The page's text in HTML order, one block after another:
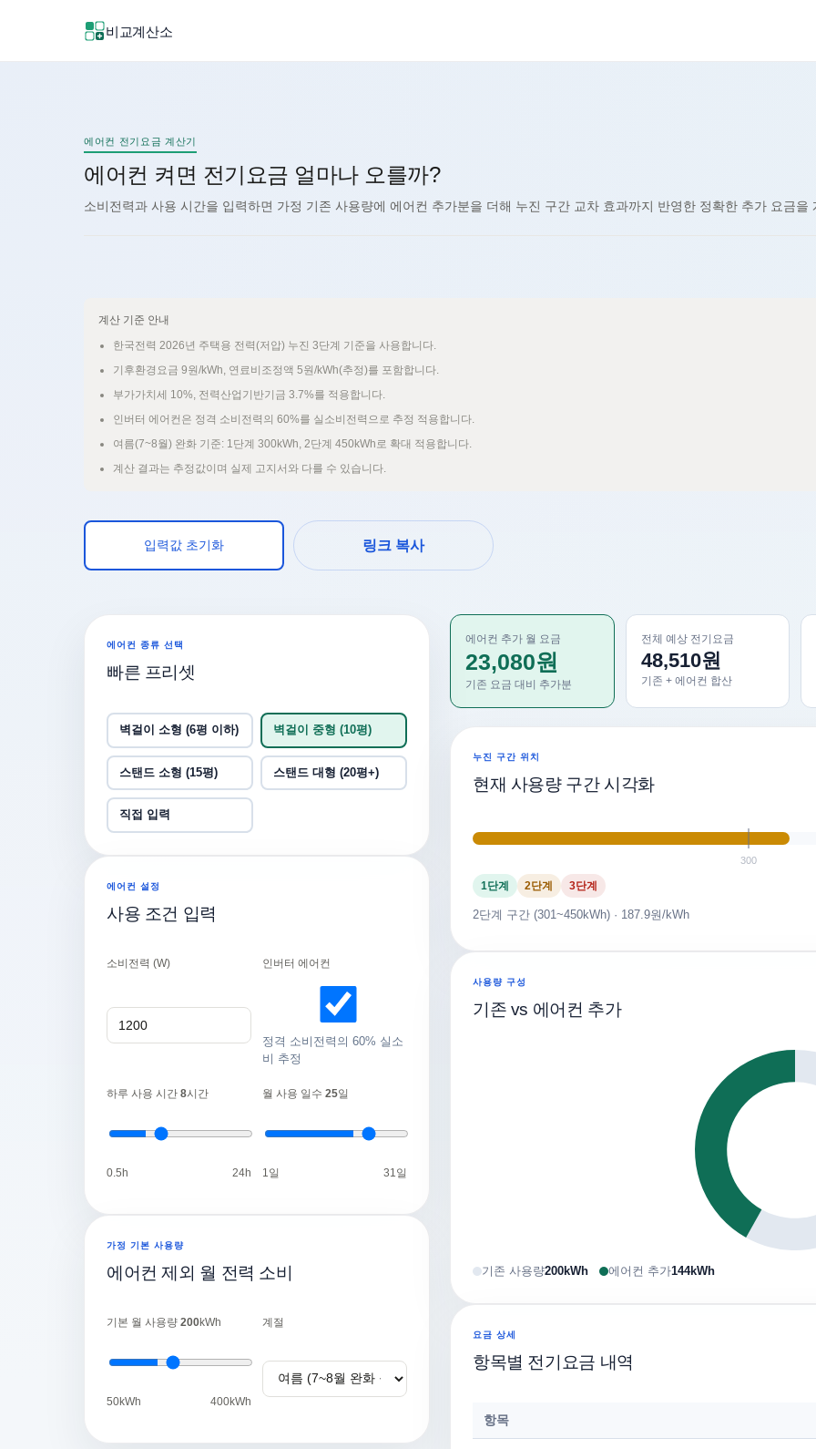
비교계산소
에어컨 전기요금 계산기
에어컨 켜면 전기요금 얼마나 오를까?
소비전력과 사용 시간을 입력하면 가정 기존 사용량에 에어컨 추가분을 더해 누진 구간 교차 효과까지 반영한 정확한 추가 요금을
계산 기준 안내
한국전력 2026년 주택용 전력(저압) 누진 3단계 기준을 사용합니다.
기후환경요금 9원/kWh, 연료비조정액 5원/kWh(추정)를 포함합니다.
부가가치세 10%, 전력산업기반기금 3.7%를 적용합니다.
인버터 에어컨은 정격 소비전력의 60%를 실소비전력으로 추정 적용합니다.
여름(7~8월) 완화 기준: 1단계 300kWh, 2단계 450kWh로 확대 적용합니다.
계산 결과는 추정값이며 실제 고지서와 다를 수 있습니다.
입력값 초기화 링크 복사
에어컨 종류 선택
빠른 프리셋
벽걸이 소형 (6평 이하) 벽걸이 중형 (10평)
스탠드 소형 (15평) 스탠드 대형 (20평+)
직접 입력
에어컨 설정
사용 조건 입력
소비전력 (W) 인버터 에어컨
정격 소비전력의 60% 실소
비 추정
하루 사용 시간 8시간
0.5h 24h
월 사용 일수 25일
1일 31일
가정 기본 사용량
에어컨 제외 월 전력 소비
기본 월 사용량 200kWh
50kWh 400kWh
계절
에어컨 추가 월 요금
23,080원
기존 요금 대비 추가분
전체 예상 전기요금
48,510원
기존 + 에어컨 합산
누진 구간 위치
현재 사용량 구간 시각화
300
1단계 2단계 3단계
2단계 구간 (301~450kWh) · 187.9원/kWh
사용량 구성
기존 vs 에어컨 추가
기존 사용량200kWh 에어컨 추가144kWh
요금 상세
항목별 전기요금 내역
항목